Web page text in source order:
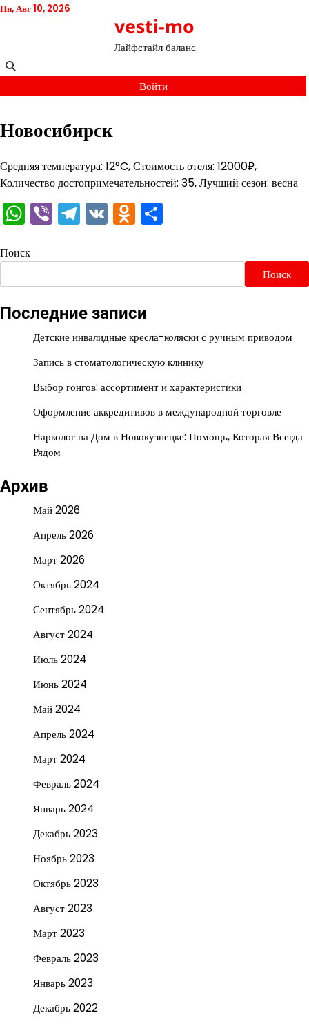
Перейти
Пн, Авг 10, 2026
vesti-mo
Лайфстайл баланс
Войти
Новосибирск
Средняя температура: 12°C, Стоимость отеля: 12000₽,
Количество достопримечательностей: 35, Лучший сезон: весна
WhatsApp
ViberTelegram
VKOdnoklassniki
Поиск
Поиск
Последние записи
Детские инвалидные кресла-коляски с ручным приводом
Запись в стоматологическую клинику
Выбор гонгов: ассортимент и характеристики
Оформление аккредитивов в международной торговле
Нарколог на Дом в Новокузнецке: Помощь, Которая Всегда
Рядом
Архив
Май 2026
Апрель 2026
Март 2026
Октябрь 2024
Сентябрь 2024
Август 2024
Июль 2024
Июнь 2024
Май 2024
Апрель 2024
Март 2024
Февраль 2024
Январь 2024
Декабрь 2023
Ноябрь 2023
Октябрь 2023
Август 2023
Март 2023
Февраль 2023
Январь 2023
Декабрь 2022